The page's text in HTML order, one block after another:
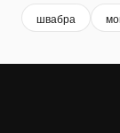
швабра